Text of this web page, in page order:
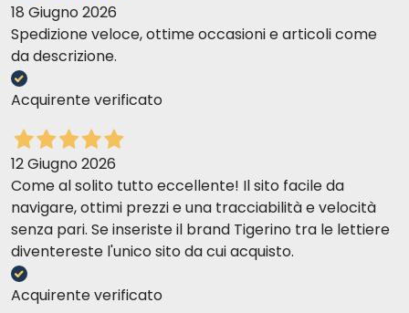
THUNFISCHFILET MIT ANCHOVIS
18 Giugno 2026
Spedizione veloce, ottime occasioni e articoli come
da descrizione.
Acquirente verificato
12 Giugno 2026
Come al solito tutto eccellente! Il sito facile da
navigare, ottimi prezzi e una tracciabilità e velocità
senza pari. Se inseriste il brand Tigerino tra le lettiere
diventereste l'unico sito da cui acquisto.
Acquirente verificato